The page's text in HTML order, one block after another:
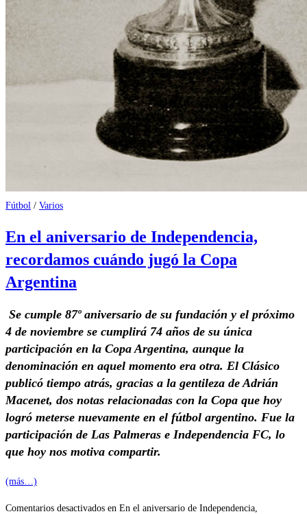
Fútbol / Varios
En el aniversario de Independencia,
recordamos cuándo jugó la Copa
Argentina
Se cumple 87º aniversario de su fundación y el próximo
4 de noviembre se cumplirá 74 años de su única
participación en la Copa Argentina, aunque la
denominación en aquel momento era otra. El Clásico
publicó tiempo atrás, gracias a la gentileza de Adrián
Macenet, dos notas relacionadas con la Copa que hoy
logró meterse nuevamente en el fútbol argentino. Fue la
participación de Las Palmeras e Independencia FC, lo
que hoy nos motiva compartir.
(más…)
Comentarios desactivados en En el aniversario de Independencia,